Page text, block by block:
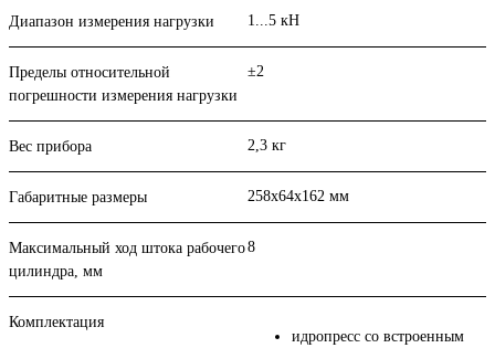
Диапазон измерения нагрузки 1...5 кН
Пределы относительной
погрешности измерения нагрузки
±2
Вес прибора 2,3 кг
Габаритные размеры 258х64х162 мм
Максимальный ход штока рабочего
цилиндра, мм
8
Комплектация
идропресс со встроенным